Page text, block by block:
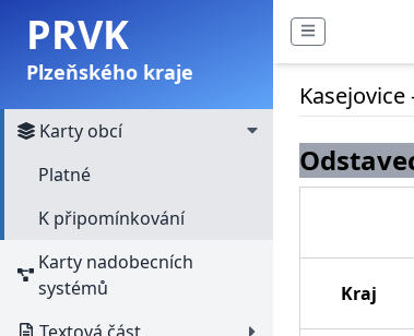
PRVK
Plzeňského kraje
Karty obcí
Platné
K připomínkování
Karty nadobecních
systémů
Kasejovice
Kraj